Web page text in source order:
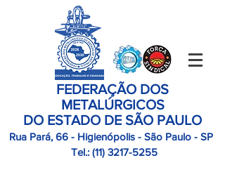
FEDERAÇÃO DOS
METALÚRGICOS
DO ESTADO DE SÃO PAULO
Rua Pará, 66 - Higienópolis - São Paulo - SP
Tel.: (11) 3217-5255